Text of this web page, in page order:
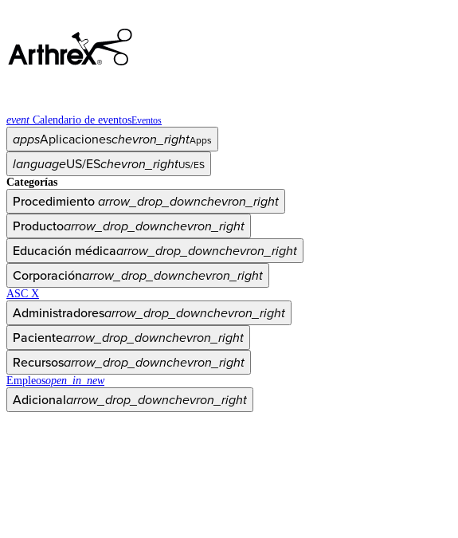
event Calendario de eventosEventos
appsAplicacioneschevron_rightApps
languageUS/ESchevron_rightUS/ES
Categorías
Procedimientoarrow_drop_downchevron_right
Productoarrow_drop_downchevron_right
Educación médicaarrow_drop_downchevron_right
Corporaciónarrow_drop_downchevron_right
ASC X
Administradoresarrow_drop_downchevron_right
Pacientearrow_drop_downchevron_right
Recursosarrow_drop_downchevron_right
Empleosopen_in_new
Adicionalarrow_drop_downchevron_right